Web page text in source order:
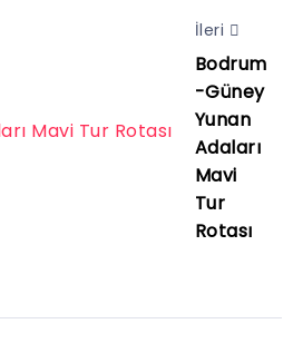
İleri
Bodrum
-Güney
Yunan
Adaları
Mavi
Tur
Rotası